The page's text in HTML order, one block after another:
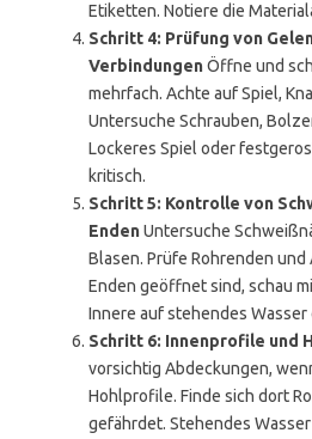
Etiketten. Notiere die
Schritt 4: Prüfung von
VerbindungenÖffne und
mehrfach. Achte auf Spiel,
Untersuche Schrauben,
Lockeres Spiel oder
kritisch.
Schritt 5: Kontrolle von
EndenUntersuche
Blasen. Prüfe Rohrenden
Enden geöffnet sind, schau
Innere auf stehendes
Schritt 6: Innenprofile und
vorsichtig Abdeckungen,
Hohlprofile. Finde sich dort
gefährdet. Stehendes